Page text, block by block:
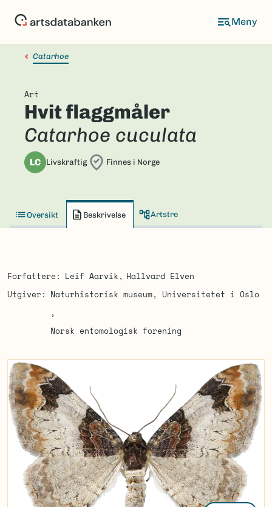
Catarhoe
Art
Hvit flaggmåler
Catarhoe cuculata
LC Livskraftig Finnes i Norge
Oversikt Beskrivelse Artstre
Forfattere Leif Aarvik
Hallvard Elven
Utgiver
Naturhistorisk museum, Universitetet i Oslo
Norsk entomologisk forening